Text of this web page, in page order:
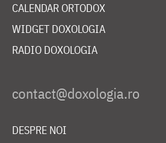
CALENDAR ORTODOX
WIDGET DOXOLOGIA
RADIO DOXOLOGIA
DESPRE NOI